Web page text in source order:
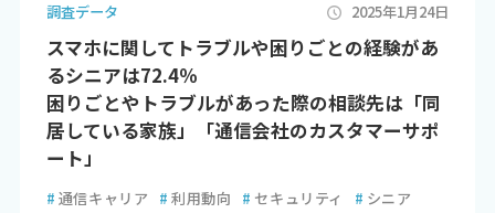
調査データ 2025年1月24日
スマホに関してトラブルや困りごとの経験があ
るシニアは72.4％
困りごとやトラブルがあった際の相談先は「同
居している家族」「通信会社のカスタマーサポ
ート」
# 通信キャリア # 利用動向 # セキュリティ # シニア